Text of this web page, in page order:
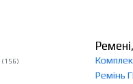
(156)
Ремінь